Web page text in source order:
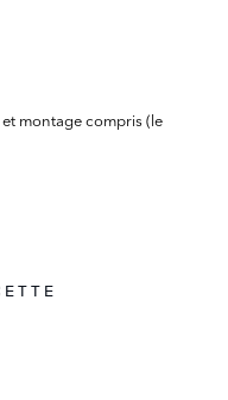
montage compris (le